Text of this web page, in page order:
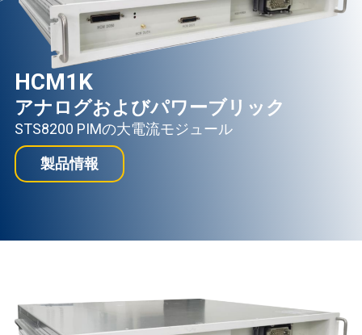
HCM1K
アナログおよびパワーブリック
STS8200 PIMの大電流モジュール
製品情報